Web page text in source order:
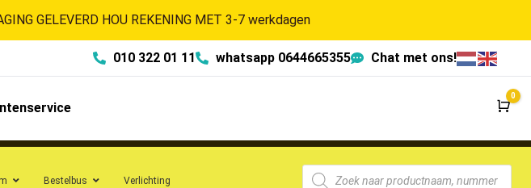
GELEVERD HOU REKENING MET 3-7 werkdagen
010 322 01 11 whatsapp 0644665355 Chat met ons!
0
Bestelbus Verlichting